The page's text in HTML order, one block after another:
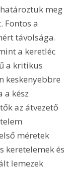
meg
Fontos a
távolsága.
a keretléc
a kritikus
keskenyebbre
a kész
az átvezető
méretek
keretelemek és
lemezek